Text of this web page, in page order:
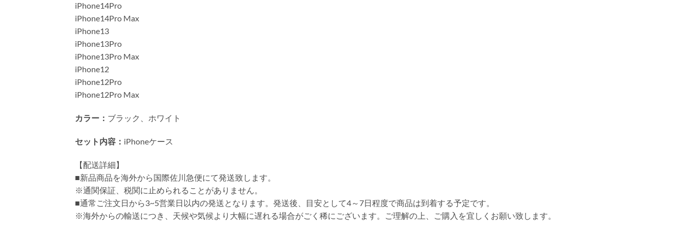
iPhone14Pro
iPhone14Pro Max
iPhone13
iPhone13Pro
iPhone13Pro Max
iPhone12
iPhone12Pro
iPhone12Pro Max
カラー： ブラック、ホワイト
セット内容： iPhoneケース
【配送詳細】
■新品商品を海外から国際佐川急便にて発送致します。
※通関保証、税関に止められることがありません。
■通常ご注文日から3~5営業日以内の発送となります。発送後、目安として4～7日程度で商品は到着する予定です。
※海外からの輸送につき、天候や気候より大幅に遅れる場合がごく稀にございます。ご理解の上、ご購入を宜しくお願い致します。